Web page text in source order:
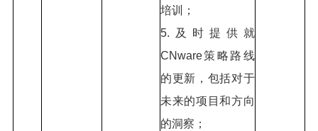
培训；
5.及时提供就
CNware策略路线
的更新，包括对于
未来的项目和方向
的洞察；